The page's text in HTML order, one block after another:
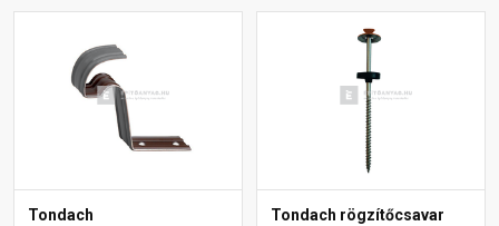
Tondach
Tondach rögzítőcsavar